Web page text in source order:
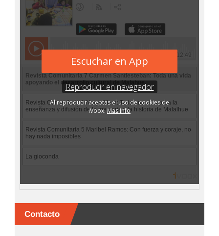
Contacto